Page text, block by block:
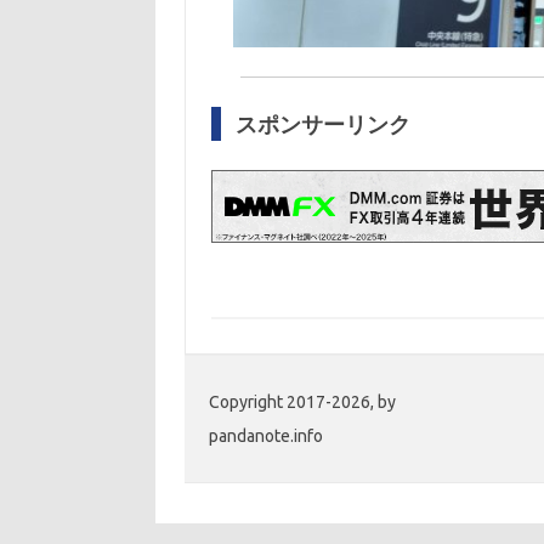
スポンサーリンク
Copyright 2017-2026, by
pandanote.info